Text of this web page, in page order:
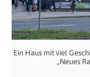
Ein Haus mit viel
„Neues